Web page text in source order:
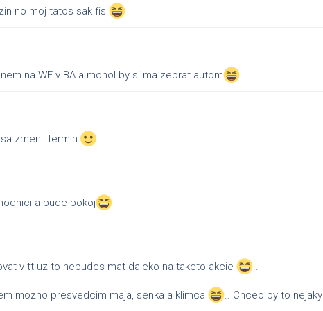
no moj tatos sak fis
na WE v BA a mohol by si ma zebrat autom
zmenil termin
a bude pokoj
v tt uz to nebudes mat daleko na taketo akcie ..
mozno presvedcim maja, senka a klimca
.. Chceo by to nejaky